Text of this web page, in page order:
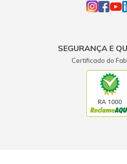
SEGURANÇA E
Certificado do